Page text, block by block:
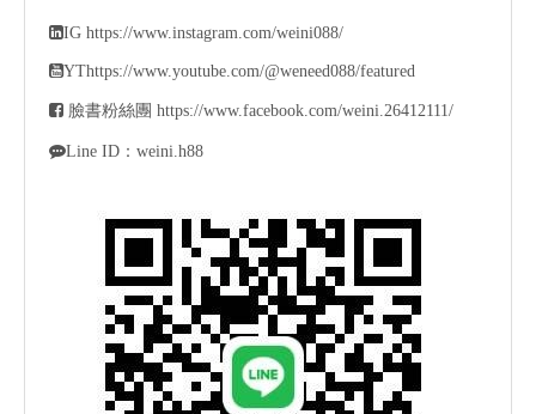
IG https://www.instagram.com/weini088/
YThttps://www.youtube.com/@weneed088/featured
 臉書粉絲團 https://www.facebook.com/weini.26412111/
Line ID：weini.h88